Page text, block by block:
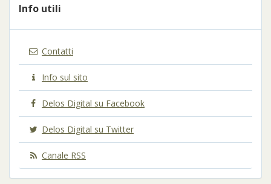
Info utili
Contatti
Info sul sito
Delos Digital su Facebook
Delos Digital su Twitter
Canale RSS